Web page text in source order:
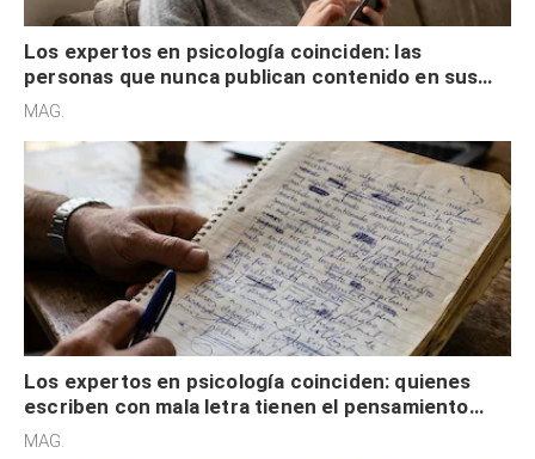
Los expertos en psicología coinciden: las
personas que nunca publican contenido en sus
redes sociales no pretenden buscar validación
MAG.
Los expertos en psicología coinciden: quienes
escriben con mala letra tienen el pensamiento
acelerado y no lo hacen por desinterés
MAG.